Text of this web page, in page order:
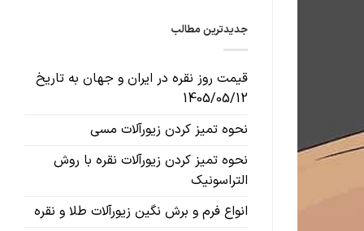
جدیدترین مطالب
قیمت روز نقره در ایران و جهان به تاریخ
1405/05/12
نحوه تمیز کردن زیورآلات مسی
نحوه تمیز کردن زیورآلات نقره با روش
التراسونیک
انواع فرم و برش نگین زیورآلات طلا و نقره